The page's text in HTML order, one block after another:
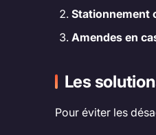
Stationnement
Amendes en
Les
Pour éviter les